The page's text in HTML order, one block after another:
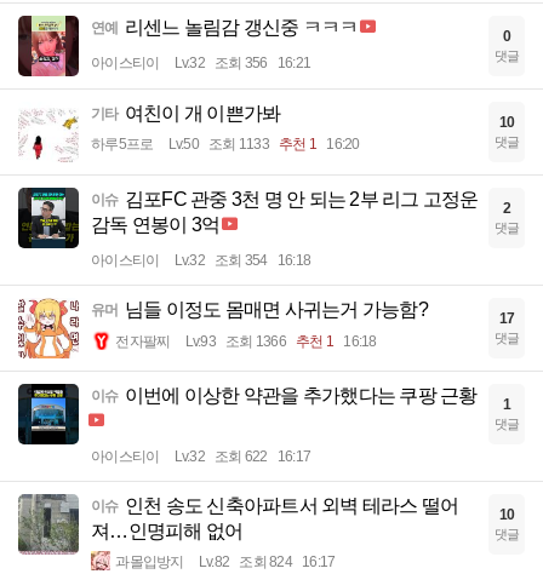
연예 리센느 놀림감 갱신중 ㅋㅋㅋ
아이스티이 Lv.32 조회 356 16:21
0
댓글
기타 여친이 개 이쁜가봐
하루5프로 Lv.50 조회 1133 추천 1 16:20
10
댓글
이슈 김포FC 관중 3천 명 안 되는 2부 리그 고정운
감독 연봉이 3억
아이스티이 Lv.32 조회 354 16:18
2
댓글
유머 님들 이정도 몸매면 사귀는거 가능함?
전자팔찌 Lv.93 조회 1366 추천 1 16:18
17
댓글
이슈 이번에 이상한 약관을 추가했다는 쿠팡 근황
아이스티이 Lv.32 조회 622 16:17
1
댓글
이슈 인천 송도 신축아파트서 외벽 테라스 떨어
져…인명피해 없어
과몰입방지 Lv.82 조회 824 16:17
10
댓글